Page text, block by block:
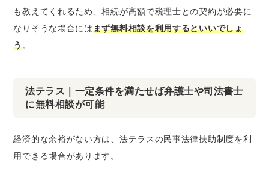
も教えてくれるため、相続が高額で税理士との契約が必要に
なりそうな場合にはまず無料相談を利用するといいでしょ
う。
法テラス｜一定条件を満たせば弁護士や司法書士
に無料相談が可能
経済的な余裕がない方は、法テラスの民事法律扶助制度を利
用できる場合があります。